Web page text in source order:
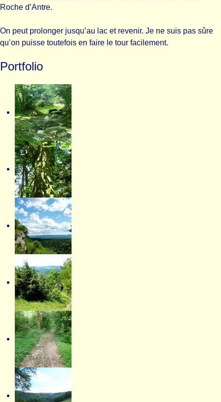
Roche d’Antre.
On peut prolonger jusqu’au lac et revenir. Je ne suis pas sûre
qu’on puisse toutefois en faire le tour facilement.
Portfolio